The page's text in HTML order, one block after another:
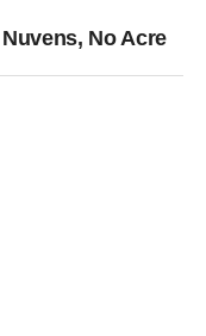
No Acre